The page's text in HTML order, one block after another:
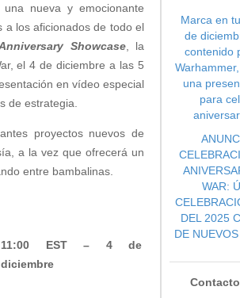
nueva y emocionante
a los aficionados de todo el
Showcase, la
el 4 de diciembre a las 5
en vídeo especial
de estrategia.
proyectos nuevos de
a la vez que ofrecerá un
entre bambalinas.
11:00 EST – 4 de
diciembre
Marca en
de
contenido
una
para
WAR:
DEL 2025
DE